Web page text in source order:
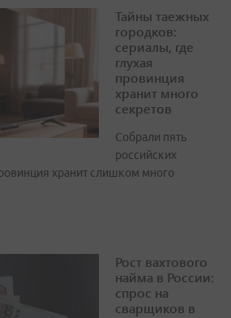
Тайны таежных
городков:
сериалы, где
глухая
провинция
хранит много
секретов
Собрали пять
российских
хранит слишком много
Рост вахтового
найма в России:
спрос на
сварщиков в